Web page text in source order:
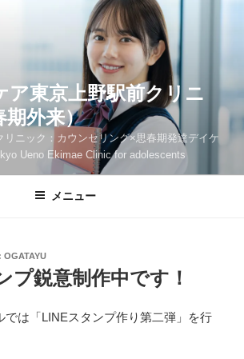
ア東京上野駅前クリニ
期外来）
リニック：カウンセリング×思春期発達デイケ
Ueno Ekimae Clinic for adolescents
メニュー
OGATAYU
プ鋭意制作中です！
では「LINEスタンプ作り第二弾」を行